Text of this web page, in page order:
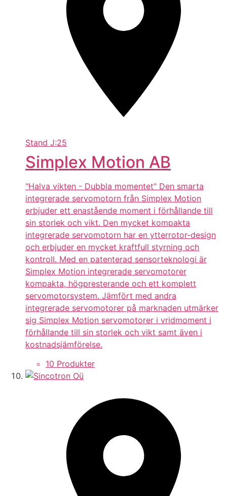
Stand J:25
Simplex Motion AB
"Halva vikten - Dubbla momentet" Den smarta
integrerade servomotorn från Simplex Motion
erbjuder ett enastående moment i förhållande till
sin storlek och vikt. Den mycket kompakta
integrerade servomotorn har en ytterrotor-design
och erbjuder en mycket kraftfull styrning och
kontroll. Med en patenterad sensorteknologi är
Simplex Motion integrerade servomotorer
kompakta, högpresterande och ett komplett
servomotorsystem. Jämfört med andra
integrerade servomotorer på marknaden utmärker
sig Simplex Motion servomotorer i vridmoment i
förhållande till sin storlek och vikt samt även i
kostnadsjämförelse.
10 Produkter